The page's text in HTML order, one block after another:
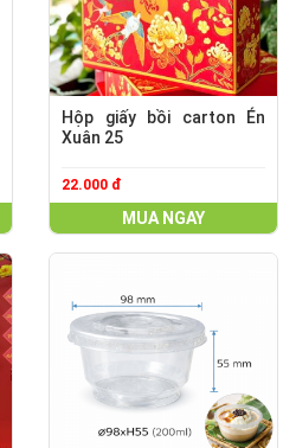
Hộp giấy bồi carton Én
Xuân 25
22.000 đ
MUA NGAY